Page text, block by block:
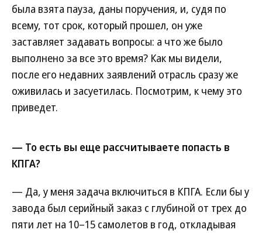
была взята пауза, даны поручения, и, судя по
всему, тот срок, который прошел, он уже
заставляет задавать вопросы: а что же было
выполнено за все это время? Как мы видели,
после его недавних заявлений отрасль сразу же
оживилась и засуетилась. Посмотрим, к чему это
приведет.
— То есть вы еще рассчитываете попасть в
КПГА?
— Да, у меня задача включиться в КПГА. Если бы у
завода был серийный заказ с глубиной от трех до
пяти лет на 10–15 самолетов в год, откладывая